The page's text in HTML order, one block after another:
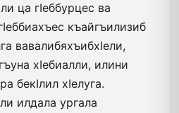
ца гIеббурцес ва
къайгъилизиб
вавалибяхъибхIели,
хIебиалли, илини
бекIлил хIелуга.
илдала ургала